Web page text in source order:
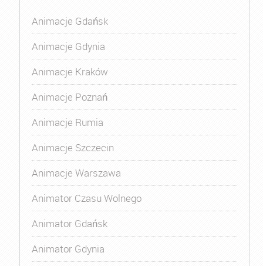
Animacje Gdańsk
Animacje Gdynia
Animacje Kraków
Animacje Poznań
Animacje Rumia
Animacje Szczecin
Animacje Warszawa
Animator Czasu Wolnego
Animator Gdańsk
Animator Gdynia